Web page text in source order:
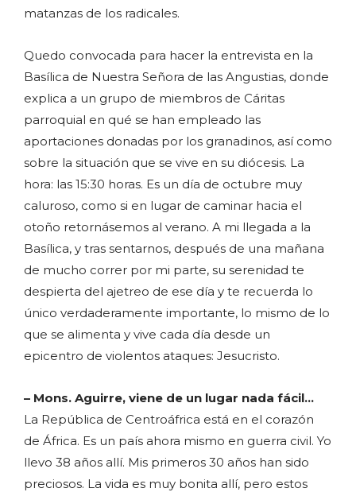
matanzas de los radicales.
Quedo convocada para hacer la entrevista en la
Basílica de Nuestra Señora de las Angustias, donde
explica a un grupo de miembros de Cáritas
parroquial en qué se han empleado las
aportaciones donadas por los granadinos, así como
sobre la situación que se vive en su diócesis. La
hora: las 15:30 horas. Es un día de octubre muy
caluroso, como si en lugar de caminar hacia el
otoño retornásemos al verano. A mi llegada a la
Basílica, y tras sentarnos, después de una mañana
de mucho correr por mi parte, su serenidad te
despierta del ajetreo de ese día y te recuerda lo
único verdaderamente importante, lo mismo de lo
que se alimenta y vive cada día desde un
epicentro de violentos ataques: Jesucristo.
– Mons. Aguirre, viene de un lugar nada fácil…
La República de Centroáfrica está en el corazón
de África. Es un país ahora mismo en guerra civil. Yo
llevo 38 años allí. Mis primeros 30 años han sido
preciosos. La vida es muy bonita allí, pero estos